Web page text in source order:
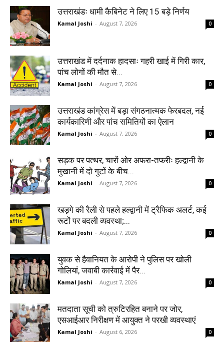
उत्तराखंडः धामी कैबिनेट ने लिए 15 बड़े निर्णय
Kamal Joshi - August 7, 2026 0
उत्तराखंड में दर्दनाक हादसाः गहरी खाई में गिरी कार,
पांच लोगों की मौत से...
Kamal Joshi - August 7, 2026 0
उत्तराखंड कांग्रेस में बड़ा संगठनात्मक फेरबदल, नई
कार्यकारिणी और पांच समितियों का ऐलान
Kamal Joshi - August 7, 2026 0
सड़क पर पत्थर, चारों ओर अफरा-तफरीः हल्द्वानी के
मुखानी में दो गुटों के बीच...
Kamal Joshi - August 7, 2026 0
खड़गे की रैली से पहले हल्द्वानी में ट्रैफिक अलर्ट, कई
रूटों पर बदली व्यवस्था;...
Kamal Joshi - August 7, 2026 0
युवक से हैवानियत के आरोपी ने पुलिस पर खोली
गोलियां, जवाबी कार्रवाई में पैर...
Kamal Joshi - August 7, 2026 0
मतदाता सूची को त्रुटिरहित बनाने पर जोर,
एसआईआर निरीक्षण में आयुक्त ने परखी व्यवस्थाएं
Kamal Joshi - August 6, 2026 0